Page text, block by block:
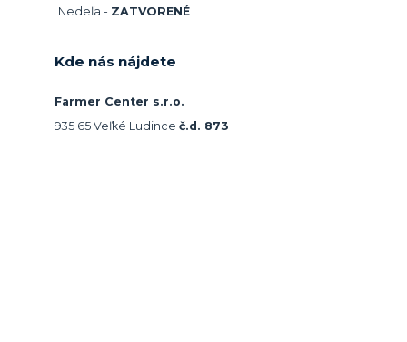
Nedeľa - ZATVORENÉ
Kde nás nájdete
Farmer Center s.r.o.
935 65 Veľké Ludince č.d. 873